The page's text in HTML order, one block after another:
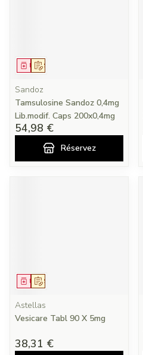
Sur prescription
Médicament
Sandoz
Tamsulosine Sandoz 0,4mg
Lib.modif. Caps 200x0,4mg
54,98 €
Réservez
Sur prescription
Médicament
Astellas
Vesicare Tabl 90 X 5mg
38,31 €